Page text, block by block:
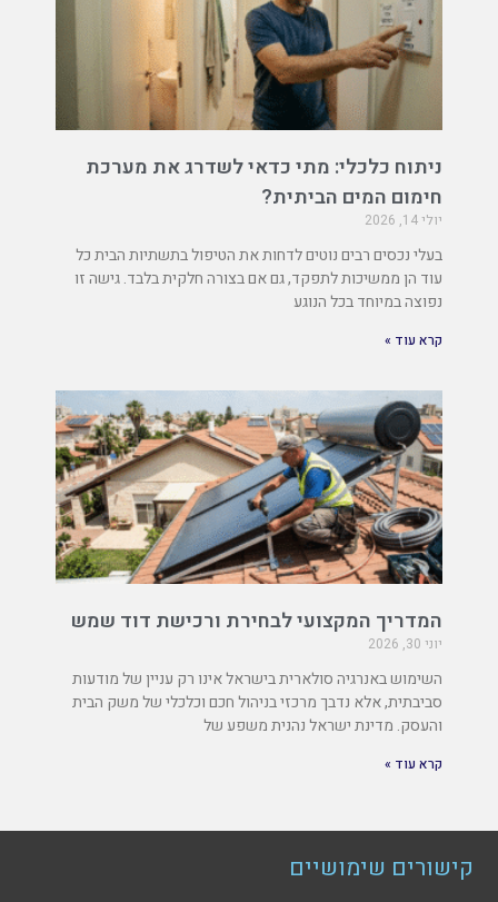
ניתוח כלכלי: מתי כדאי לשדרג את מערכת
חימום המים הביתית?
יולי 14, 2026
בעלי נכסים רבים נוטים לדחות את הטיפול בתשתיות הבית כל
עוד הן ממשיכות לתפקד, גם אם בצורה חלקית בלבד. גישה זו
נפוצה במיוחד בכל הנוגע
קרא עוד »
המדריך המקצועי לבחירת ורכישת דוד שמש
יוני 30, 2026
השימוש באנרגיה סולארית בישראל אינו רק עניין של מודעות
סביבתית, אלא נדבך מרכזי בניהול חכם וכלכלי של משק הבית
והעסק. מדינת ישראל נהנית משפע של
קרא עוד »
קישורים שימושיים